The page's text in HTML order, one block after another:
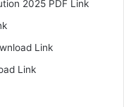
2025 PDF Link
Link
Link